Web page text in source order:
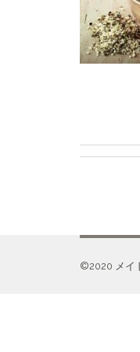
©️2020 メイ